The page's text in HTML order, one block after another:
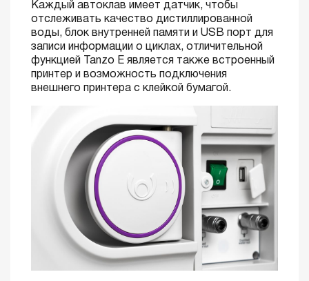
Каждый автоклав имеет датчик, чтобы
отслеживать качество дистиллированной
воды, блок внутренней памяти и USB порт для
записи информации о циклах, отличительной
функцией Tanzo E является также встроенный
принтер и возможность подключения
внешнего принтера с клейкой бумагой.